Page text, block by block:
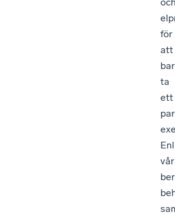
för
att
ta
ett
par